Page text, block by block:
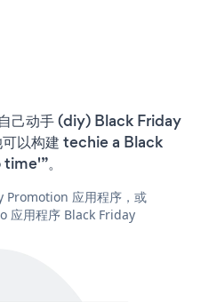
己动手 (diy) Black Friday
以构建 techie a Black
。
Promotion 应用程序，或
应用程序 Black Friday